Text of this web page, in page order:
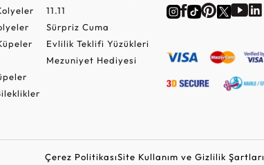
11.11
Sürpriz Cuma
Evlilik Teklifi Yüzükleri
Mezuniyet Hediyesi
Çerez PolitikasıSite Kullanım ve Gizlilik Şartları